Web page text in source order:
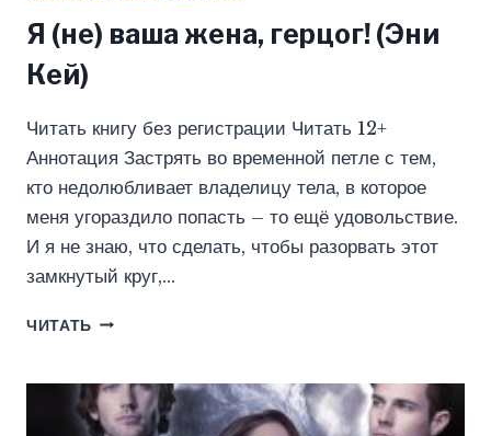
Я (не) ваша жена, герцог! (Эни
Кей)
Читать книгу без регистрации Читать 12+
Аннотация Застрять во временной петле с тем,
кто недолюбливает владелицу тела, в которое
меня угораздило попасть – то ещё удовольствие.
И я не знаю, что сделать, чтобы разорвать этот
замкнутый круг,…
ЧИТАТЬ Я
ЖЕНА,
ГЕРЦОГ!